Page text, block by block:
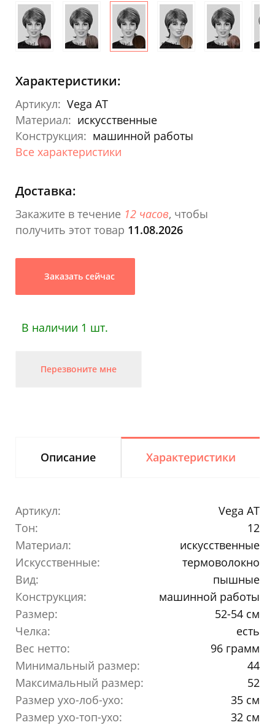
Характеристики:
Артикул: Vega AT
Материал: искусственные
Конструкция: машинной работы
Все характеристики
Доставка:
Закажите в течение 12 часов, чтобы
получить этот товар 11.08.2026
Заказать сейчас
В наличии 1 шт.
Перезвоните мне
Описание Характеристики
Артикул:
Vega AT
Тон:
12
Материал:
искусственные
Искусственные:
термоволокно
Вид:
пышные
Конструкция:
машинной работы
Размер:
52-54 см
Челка:
есть
Вес нетто:
96 грамм
Минимальный размер:
44
Максимальный размер:
52
Размер ухо-лоб-ухо:
35 см
Размер ухо-топ-ухо:
32 см